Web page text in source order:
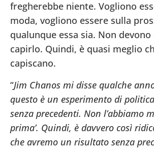
fregherebbe niente. Vogliono
moda, vogliono essere sulla
qualunque essa sia. Non
capirlo. Quindi, è quasi meglio
capiscano.
“Jim Chanos mi disse qualche
questo è un esperimento di
senza precedenti. Non l’abbiamo
prima’. Quindi, è davvero così
che avremo un risultato senza